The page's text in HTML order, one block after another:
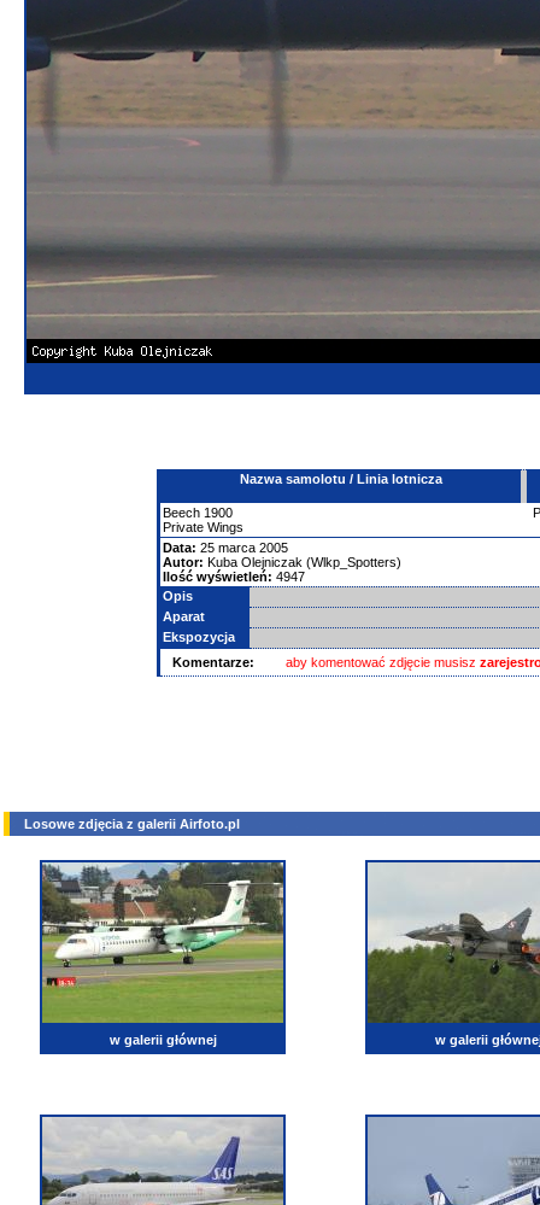
Nazwa samolotu / Linia lotnicza
Beech 1900
Private Wings
Data: 25 marca 2005
Autor: Kuba Olejniczak (Wlkp_Spotters)
Ilość wyświetleń: 4947
Opis
Aparat
Ekspozycja
Komentarze:
aby komentować zdjęcie musisz
Losowe zdjęcia z galerii Airfoto.pl
w galerii głównej w galerii